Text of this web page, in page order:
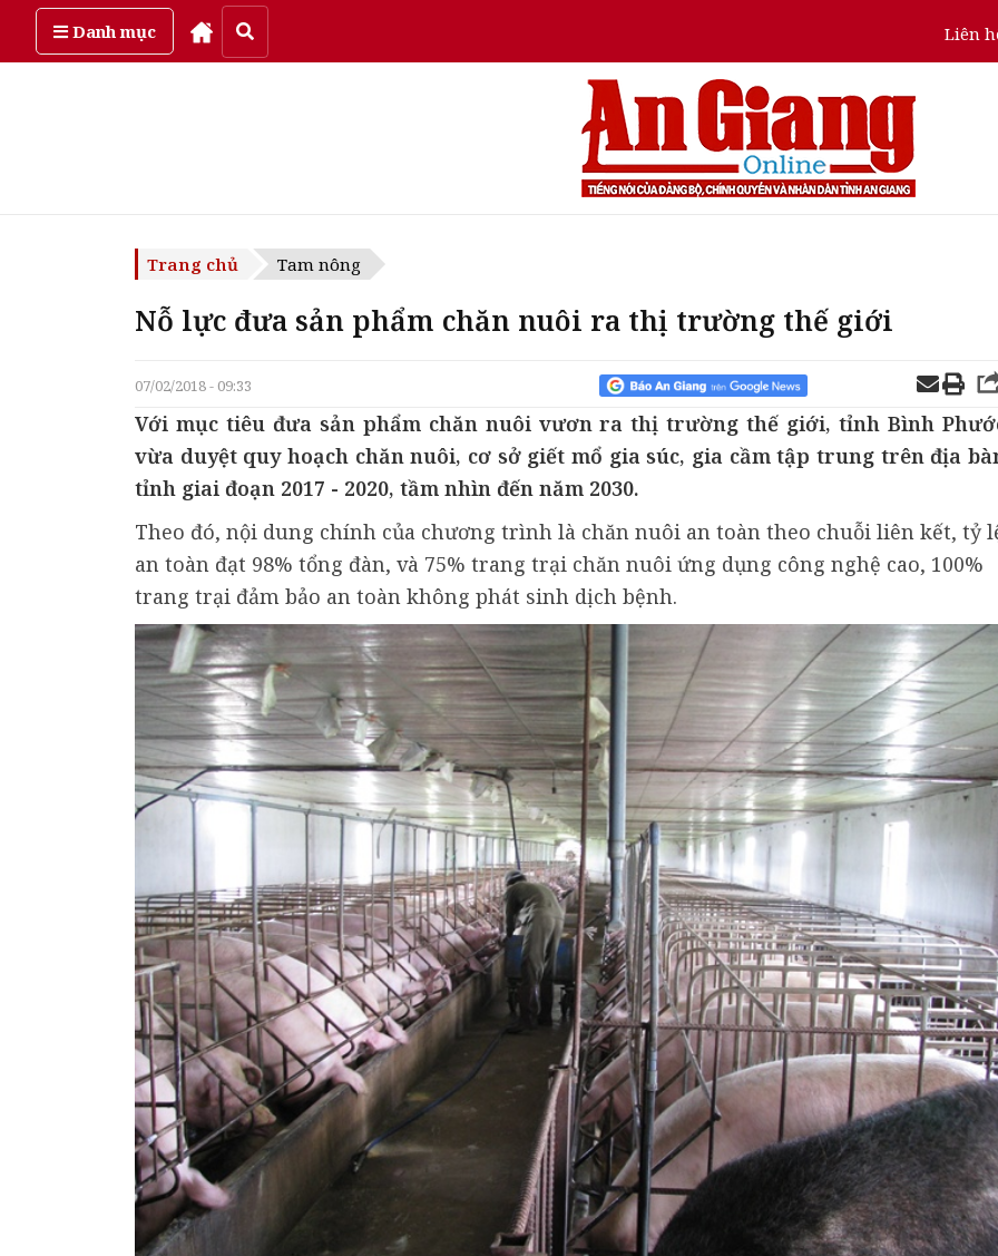
Danh mục Liên
Thứ năm, ngày 6/08/2026
Trang chủ Tam nông
Nỗ lực đưa sản phẩm chăn nuôi ra thị trường thế giới
07/02/2018 - 09:33
Với mục tiêu đưa sản phẩm chăn nuôi vươn ra thị trường thế giới, tỉnh Bình
vừa duyệt quy hoạch chăn nuôi, cơ sở giết mổ gia súc, gia cầm tập trung trên địa
tỉnh giai đoạn 2017 - 2020, tầm nhìn đến năm 2030.
Theo đó, nội dung chính của chương trình là chăn nuôi an toàn theo chuỗi liên kết, tỷ
an toàn đạt 98% tổng đàn, và 75% trang trại chăn nuôi ứng dụng công nghệ cao, 100%
trang trại đảm bảo an toàn không phát sinh dịch bệnh.